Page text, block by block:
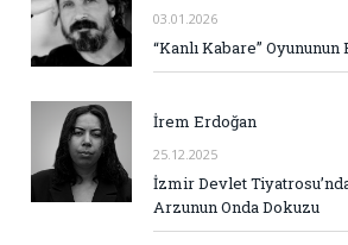
03.01.2026
“Kanlı Kabare”
İrem Erdoğan
25.12.2025
İzmir Devlet
Arzunun Onda Dokuzu